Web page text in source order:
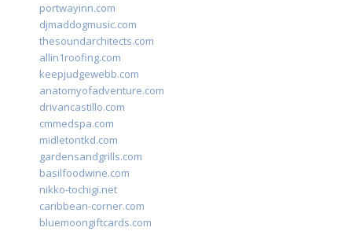
portwayinn.com
djmaddogmusic.com
thesoundarchitects.com
allin1roofing.com
keepjudgewebb.com
anatomyofadventure.com
drivancastillo.com
cmmedspa.com
midletontkd.com
gardensandgrills.com
basilfoodwine.com
nikko-tochigi.net
caribbean-corner.com
bluemoongiftcards.com